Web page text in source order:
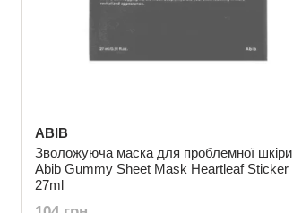
ABIB
Зволожуюча маска для проблемної шкіри
Abib Gummy Sheet Mask Heartleaf Sticker
27ml